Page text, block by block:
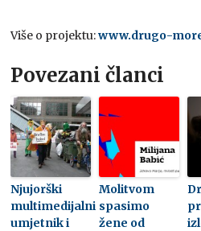
Više o projektu:www.drugo-
Povezani članci
Njujorški
multimedijalni
umjetnik i
Molitvom
spasimo
žene od